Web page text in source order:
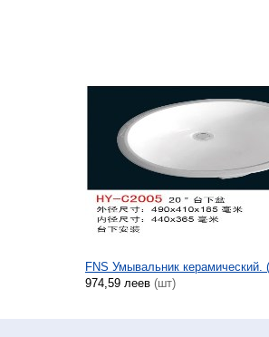
FNS Умывальник керамический.
974,59 леев (шт)